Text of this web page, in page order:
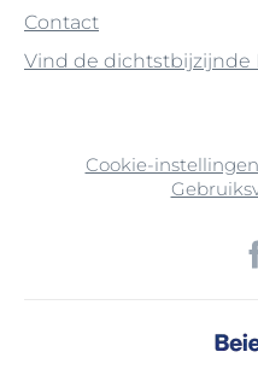
Contact
Vind de dichtstbijzijnde
Cookie-instellingen